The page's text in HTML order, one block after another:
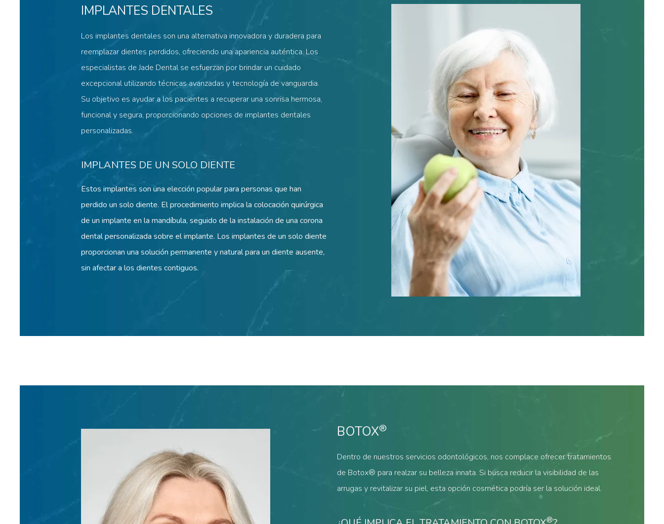
IMPLANTES DENTALES
Los implantes dentales son una alternativa innovadora y duradera para
reemplazar dientes perdidos, ofreciendo una apariencia auténtica. Los
especialistas de Jade Dental se esfuerzan por brindar un cuidado
excepcional utilizando técnicas avanzadas y tecnología de vanguardia.
Su objetivo es ayudar a los pacientes a recuperar una sonrisa hermosa,
funcional y segura, proporcionando opciones de implantes dentales
personalizadas.
IMPLANTES DE UN SOLO DIENTE
Estos implantes son una elección popular para personas que han
perdido un solo diente. El procedimiento implica la colocación quirúrgica
de un implante en la mandíbula, seguido de la instalación de una corona
dental personalizada sobre el implante. Los implantes de un solo diente
proporcionan una solución permanente y natural para un diente ausente,
sin afectar a los dientes contiguos.
BOTOX®
Dentro de nuestros servicios odontológicos, nos complace ofrecer tratamientos
de Botox® para realzar su belleza innata. Si busca reducir la visibilidad de las
arrugas y revitalizar su piel, esta opción cosmética podría ser la solución ideal.
®